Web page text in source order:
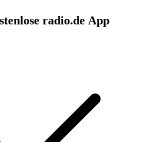
radio.de App